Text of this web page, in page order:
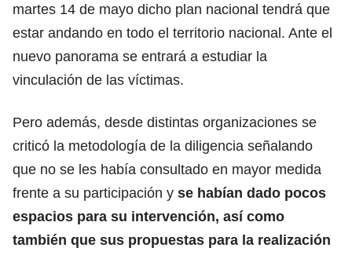
martes 14 de mayo dicho plan nacional tendrá que
estar andando en todo el territorio nacional. Ante el
nuevo panorama se entrará a estudiar la
vinculación de las víctimas.
Pero además, desde distintas organizaciones se
criticó la metodología de la diligencia señalando
que no se les había consultado en mayor medida
frente a su participación y se habían dado pocos
espacios para su intervención, así como
también que sus propuestas para la realización